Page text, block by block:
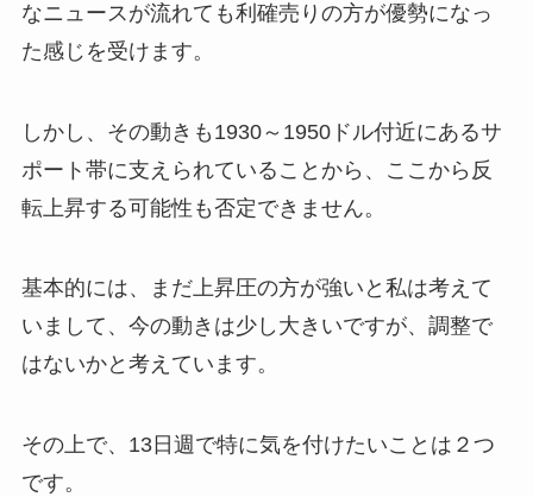
なニュースが流れても利確売りの方が優勢になっ
た感じを受けます。
しかし、その動きも1930～1950ドル付近にあるサ
ポート帯に支えられていることから、ここから反
転上昇する可能性も否定できません。
基本的には、まだ上昇圧の方が強いと私は考えて
いまして、今の動きは少し大きいですが、調整で
はないかと考えています。
その上で、13日週で特に気を付けたいことは２つ
です。